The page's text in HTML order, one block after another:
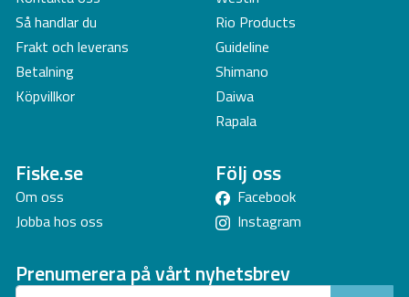
Så handlar du
Frakt och leverans
Betalning
Köpvillkor
Rio Products
Guideline
Shimano
Daiwa
Rapala
Fiske.se
Om oss
Jobba hos oss
Följ oss
Facebook
Instagram
Prenumerera på vårt nyhetsbrev